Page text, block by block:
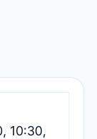
10:30,